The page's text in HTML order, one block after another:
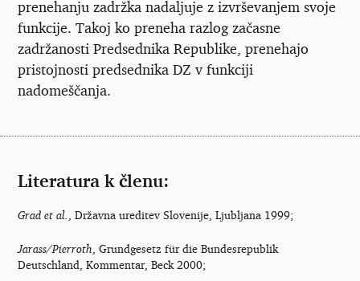
prenehanju zadržka nadaljuje z izvrševanjem svoje
funkcije. Takoj ko preneha razlog začasne
zadržanosti Predsednika Republike, prenehajo
pristojnosti predsednika DZ v funkciji
nadomeščanja.
Literatura k členu:
Grad et al. , Državna ureditev Slovenije, Ljubljana 1999;
Jarass/Pierroth , Grundgesetz für die Bundesrepublik
Deutschland, Kommentar, Beck 2000;